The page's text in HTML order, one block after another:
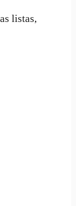
listas,